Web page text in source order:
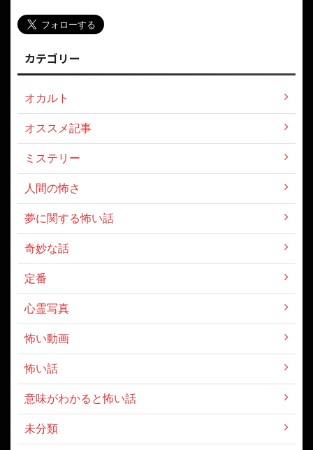
カテゴリー
オカルト
オススメ記事
ミステリー
人間の怖さ
夢に関する怖い話
奇妙な話
定番
心霊写真
怖い動画
怖い話
意味がわかると怖い話
未分類